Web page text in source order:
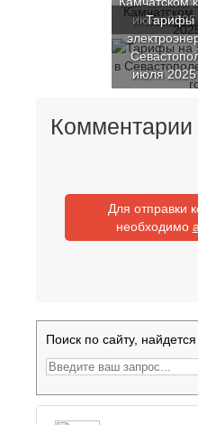
июля 2025
Тарифы
июля 2025
Комментарии
Для отправки
необходимо
Поиск по сайту,